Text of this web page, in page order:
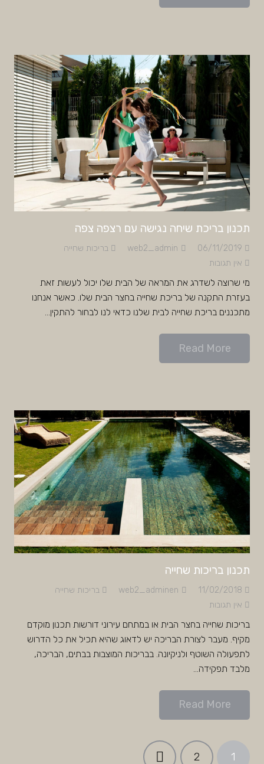
תכנון בריכת שיחה נגישה עם רצפה צפה
06/11/2019
web2_admin
בריכות שחייה
אין תגובות
מי שרוצה לשדרג את המראה של הבית שלו יכול לעשות זאת
בעזרת התקנה של בריכת שחייה בחצר הבית שלו. כאשר אנחנו
מתכננים בריכת שחייה לבית שלנו כדאי לנו לבחור להתקין…
Read More
תכנון בריכות שחייה
11/02/2018
web2_adminen
בריכות שחייה
אין תגובות
בריכות שחייה בחצר הבית או במתחם עירוני דורשות תכנון מוקדם
מקיף. מעבר לצורת הבריכה יש לדאוג שהיא תכיל את כל הדרוש
לתפעולה השוטף ולניקיונה. בבריכות המוצבות בבתים, הבריכה,
מלבד תפקידה…
Read More
ניווט1
2